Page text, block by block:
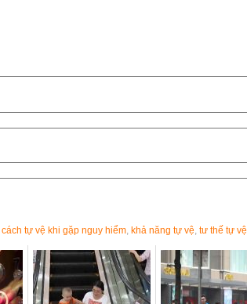
cách tự vệ khi gặp nguy hiểm, khả năng tự vệ, tư thế tự vệ